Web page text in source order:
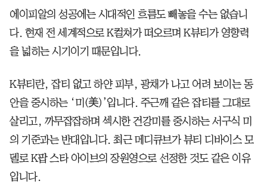
에이피알의 성공에는 시대적인 흐름도 빼놓을 수는 없습니
다. 현재 전 세계적으로 K컬쳐가 떠오르며 K뷰티가 영향력
을 넓히는 시기이기 때문입니다.
K뷰티란, 잡티 없고 하얀 피부, 광채가 나고 어려 보이는 동
안을 중시하는 ‘미(美)’입니다. 주근깨 같은 잡티를 그대로
살리고, 까무잡잡하며 섹시한 건강미를 중시하는 서구식 미
의 기준과는 반대입니다. 최근 메디큐브가 뷰티 디바이스 모
델로 K팝 스타 아이브의 장원영으로 선정한 것도 같은 이유
입니다.